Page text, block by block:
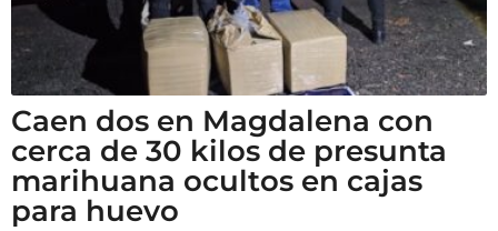
Caen dos en Magdalena con
cerca de 30 kilos de presunta
marihuana ocultos en cajas
para huevo